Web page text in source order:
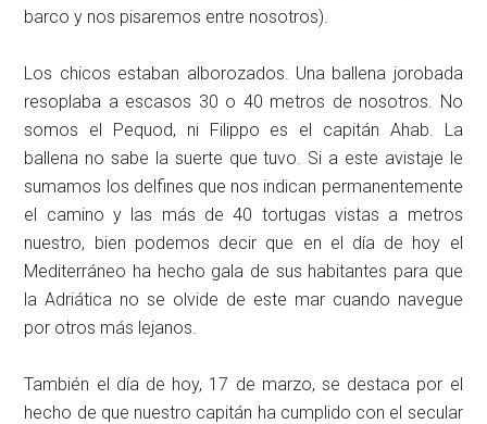
barco y nos pisaremos entre nosotros).
Los chicos estaban alborozados. Una ballena jorobada
resoplaba a escasos 30 o 40 metros de nosotros. No
somos el Pequod, ni Filippo es el capitán Ahab. La
ballena no sabe la suerte que tuvo. Si a este avistaje le
sumamos los delfines que nos indican permanentemente
el camino y las más de 40 tortugas vistas a metros
nuestro, bien podemos decir que en el día de hoy el
Mediterráneo ha hecho gala de sus habitantes para que
la Adriática no se olvide de este mar cuando navegue
por otros más lejanos.
También el día de hoy, 17 de marzo, se destaca por el
hecho de que nuestro capitán ha cumplido con el secular